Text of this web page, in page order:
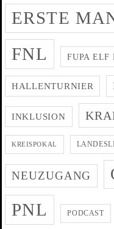
ERSTE
FNL FUPA ELF
HALLENTURNIER
INKLUSION
KREISPOKAL
NEUZUGANG
PNL PODCAST